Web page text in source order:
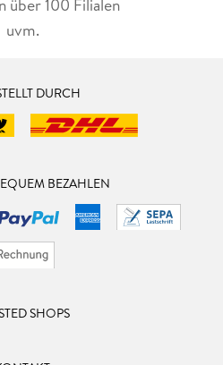
über 100 Filialen
uvm.
DURCH
BEZAHLEN
SHOPS